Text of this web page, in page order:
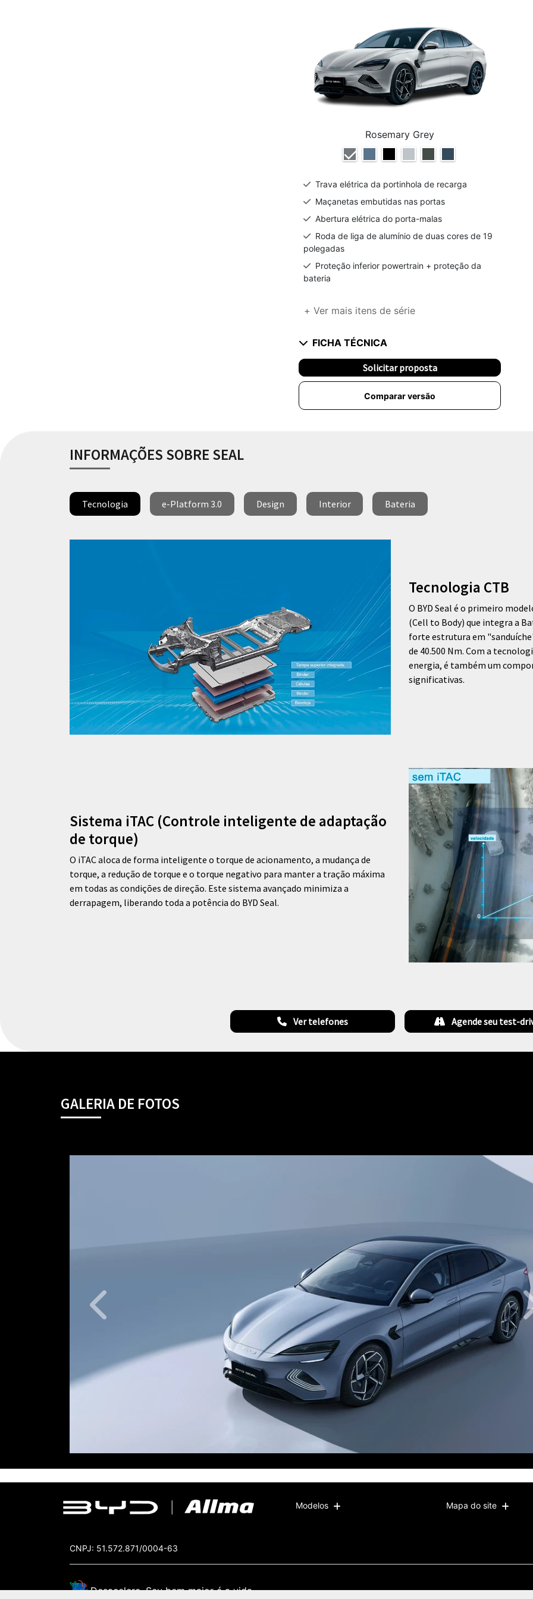
Rosemary Grey
Trava elétrica da portinhola de recarga
Maçanetas embutidas nas portas
Abertura elétrica do porta-malas
Roda de liga de alumínio de duas cores de 19
polegadas
Proteção inferior powertrain + proteção da
bateria
+ Ver mais itens de série
FICHA TÉCNICA
Solicitar proposta
Comparar versão
INFORMAÇÕES SOBRE SEAL
Tecnologia e-Platform 3.0 Design Interior Bateria
Tecnologia CTB
O BYD Seal é o primeiro
(Cell to Body) que integra a
forte estrutura em
de 40.500 Nm. Com a
energia, é também um
significativas.
Sistema iTAC (Controle inteligente de adaptação
de torque)
O iTAC aloca de forma inteligente o torque de acionamento, a mudança de
torque, a redução de torque e o torque negativo para manter a tração máxima
em todas as condições de direção. Este sistema avançado minimiza a
derrapagem, liberando toda a potência do BYD Seal.
Ver telefones Agende seu test-
GALERIA DE FOTOS
Anterior
Modelos Mapa do site
CNPJ: 51.572.871/0004-63
Desacelere. Seu bem maior é a vida.